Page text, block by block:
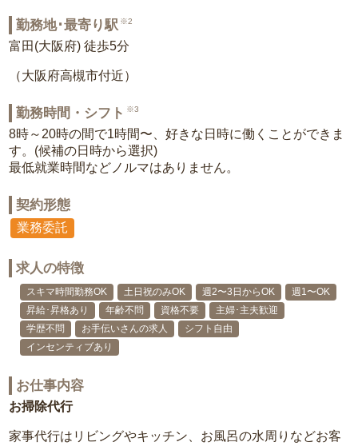
勤務地･最寄り駅 ※2
富田(大阪府) 徒歩5分
（大阪府高槻市付近）
勤務時間・シフト ※3
8時～20時の間で1時間〜、好きな日時に働くことができま
す。(候補の日時から選択)
最低就業時間などノルマはありません。
契約形態
業務委託
求人の特徴
スキマ時間勤務OK 土日祝のみOK 週2〜3日からOK
週1〜OK
昇給･昇格あり
年齢不問 資格不要
主婦･主夫歓迎
学歴不問
お手伝いさんの求人
シフト自由
インセンティブあり
お仕事内容
お掃除代行
家事代行はリビングやキッチン、お風呂の水周りなどお客